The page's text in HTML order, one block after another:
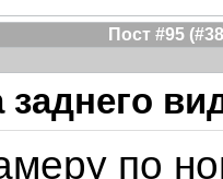
Пост #95
по